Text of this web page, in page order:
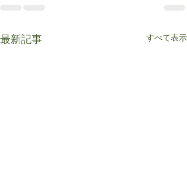
最新記事 すべて表示